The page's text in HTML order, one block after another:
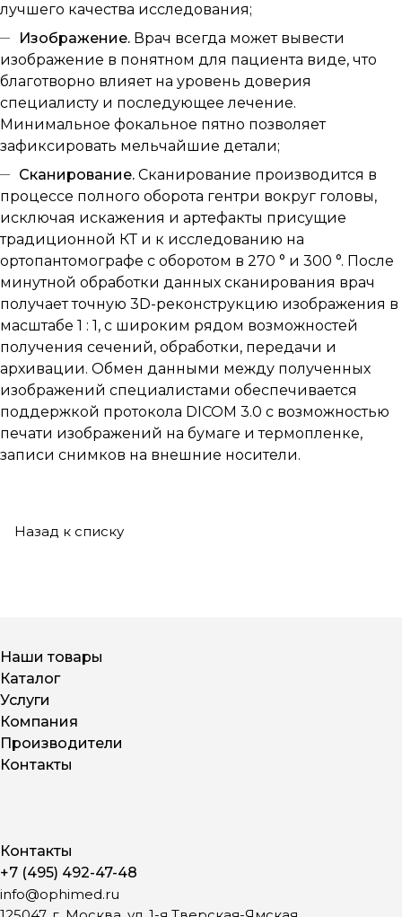
лучшего качества исследования;
Изображение. Врач всегда может вывести
изображение в понятном для пациента виде, что
благотворно влияет на уровень доверия
специалисту и последующее лечение.
Минимальное фокальное пятно позволяет
зафиксировать мельчайшие детали;
Сканирование. Сканирование производится в
процессе полного оборота гентри вокруг головы,
исключая искажения и артефакты присущие
традиционной КТ и к исcледованию на
ортопантомографе с оборотом в 270 ° и 300 °. После
минутной обработки данных сканирования врач
получает точную 3D-реконструкцию изображения в
масштабе 1 : 1, с широким рядом возможностей
получения сечений, обработки, передачи и
архивации. Обмен данными между полученных
изображений специалистами обеспечивается
поддержкой протокола DICOM 3.0 с возможностью
печати изображений на бумаге и термопленке,
записи снимков на внешние носители.
Назад к списку
Наши товары
Каталог
Услуги
Компания
Производители
Контакты
Контакты
+7 (495) 492-47-48
info@ophimed.ru